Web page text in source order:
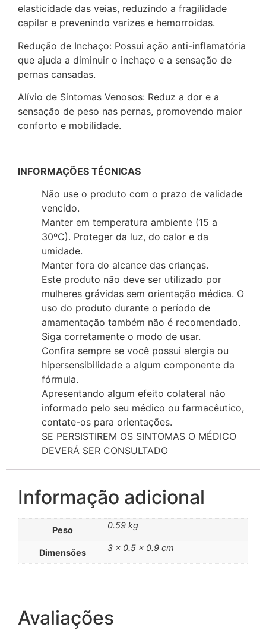
elasticidade das veias, reduzindo a fragilidade
capilar e prevenindo varizes e hemorroidas.
Redução de Inchaço: Possui ação anti-inflamatória
que ajuda a diminuir o inchaço e a sensação de
pernas cansadas.
Alívio de Sintomas Venosos: Reduz a dor e a
sensação de peso nas pernas, promovendo maior
conforto e mobilidade.
INFORMAÇÕES TÉCNICAS
Não use o produto com o prazo de validade
vencido.
Manter em temperatura ambiente (15 a
30ºC). Proteger da luz, do calor e da
umidade.
Manter fora do alcance das crianças.
Este produto não deve ser utilizado por
mulheres grávidas sem orientação médica. O
uso do produto durante o período de
amamentação também não é recomendado.
Siga corretamente o modo de usar.
Confira sempre se você possui alergia ou
hipersensibilidade a algum componente da
fórmula.
Apresentando algum efeito colateral não
informado pelo seu médico ou farmacêutico,
contate-os para orientações.
SE PERSISTIREM OS SINTOMAS O MÉDICO
DEVERÁ SER CONSULTADO
Informação adicional
Peso 0.59 kg
Dimensões 3 × 0.5 × 0.9 cm
Avaliações